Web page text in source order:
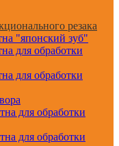
резака
"японский зуб"
для обработки
для обработки
для обработки
для обработки